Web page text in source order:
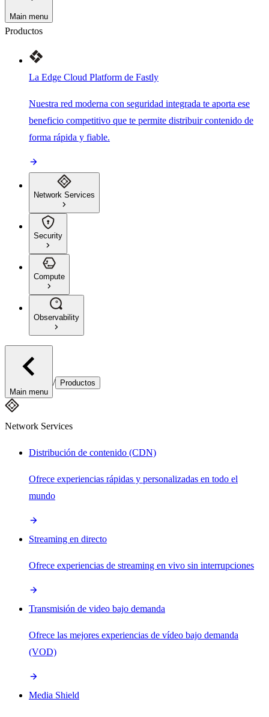
Main menu
Productos
La Edge Cloud Platform de Fastly
Nuestra red moderna con seguridad integrada te aporta ese
beneficio competitivo que te permite distribuir contenido de
forma rápida y fiable.
Network Services
Security
Compute
Observability
Main menu
/ Productos
Network Services
Distribución de contenido (CDN)
Ofrece experiencias rápidas y personalizadas en todo el
mundo
Streaming en directo
Ofrece experiencias de streaming en vivo sin interrupciones
Transmisión de video bajo demanda
Ofrece las mejores experiencias de vídeo bajo demanda
(VOD)
Media Shield